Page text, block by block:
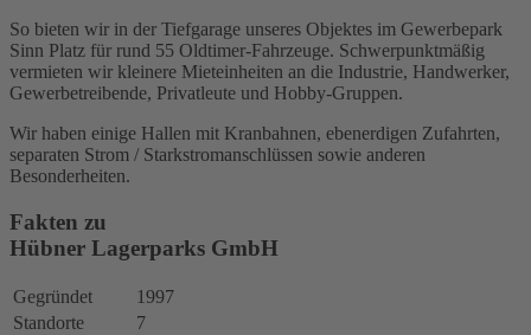
So bieten wir in der Tiefgarage unseres Objektes im Gewerbepark
Sinn Platz für rund 55 Oldtimer-Fahrzeuge. Schwerpunktmäßig
vermieten wir kleinere Mieteinheiten an die Industrie, Handwerker,
Gewerbetreibende, Privatleute und Hobby-Gruppen.
Wir haben einige Hallen mit Kranbahnen, ebenerdigen Zufahrten,
separaten Strom / Starkstromanschlüssen sowie anderen
Besonderheiten.
Fakten zu
Hübner Lagerparks GmbH
Gegründet
1997
Standorte
7